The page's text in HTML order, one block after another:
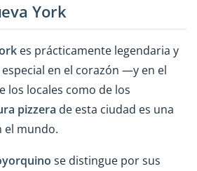
York
es prácticamente legendaria y
en el corazón —y en el
locales como de los
pizzera de esta ciudad es una
el mundo.
se distingue por sus